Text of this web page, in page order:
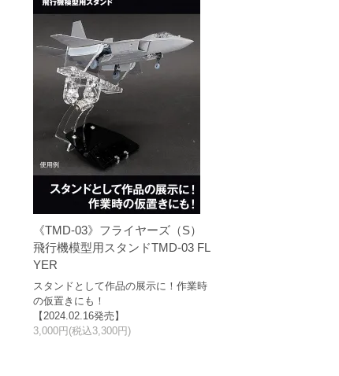
《TMD-03》フライヤーズ（S）
飛行機模型用スタンドTMD-03 FL
YER
スタンドとして作品の展示に！作業時
の仮置きにも！
【2024.02.16発売】
3,000円(税込3,300円)